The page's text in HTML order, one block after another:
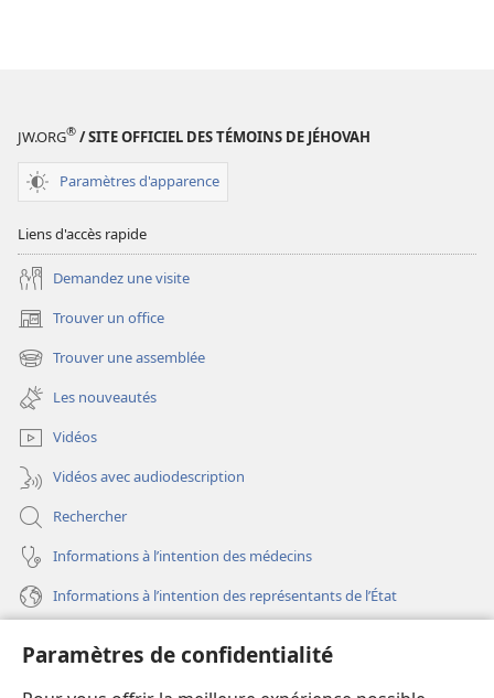
Paramètres de confidentialité
JW.ORG® / SITE OFFICIEL DES TÉMOINS DE JÉHOVAH
Paramètres d'apparence
Liens d'accès rapide
Demandez une visite
Trouver un office
(ouvre
une
nouvelle
fenêtre)
Trouver une assemblée
(ouvre
une
nouvelle
fenêtre)
Les nouveautés
Vidéos
Vidéos avec audiodescription
Rechercher
Informations à l’intention des médecins
Informations à l’intention des représentants de l’État